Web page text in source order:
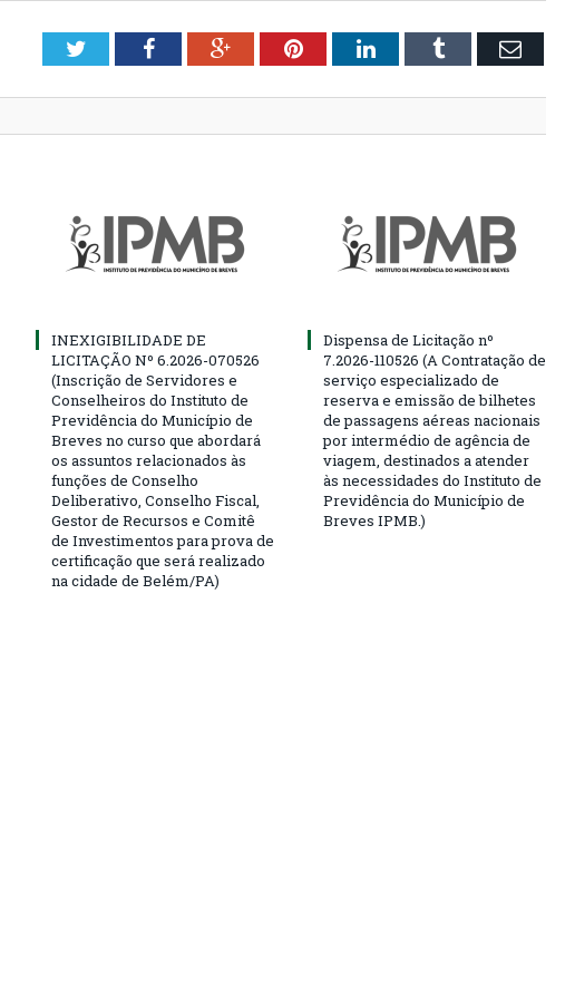
TwitterFacebookGoogle+PinterestLinkedInTumblr Email
INEXIGIBILIDADE DE
LICITAÇÃO Nº 6.2026-070526
(Inscrição de Servidores e
Conselheiros do Instituto de
Previdência do Município de
Breves no curso que abordará
os assuntos relacionados às
funções de Conselho
Deliberativo, Conselho Fiscal,
Gestor de Recursos e Comitê
de Investimentos para prova de
certificação que será realizado
na cidade de Belém/PA)
Dispensa de Licitação nº
7.2026-110526 (A Contratação de
serviço especializado de
reserva e emissão de bilhetes
de passagens aéreas nacionais
por intermédio de agência de
viagem, destinados a atender
às necessidades do Instituto de
Previdência do Município de
Breves IPMB.)